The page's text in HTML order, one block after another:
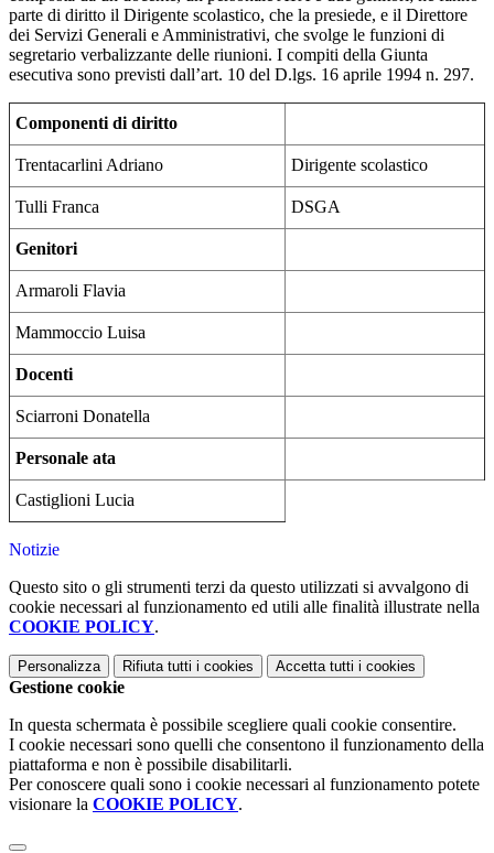
parte di diritto il Dirigente scolastico, che la presiede, e il Direttore
dei Servizi Generali e Amministrativi, che svolge le funzioni di
segretario verbalizzante delle riunioni. I compiti della Giunta
esecutiva sono previsti dall’art. 10 del D.lgs. 16 aprile 1994 n. 297.
Componenti di diritto
Trentacarlini Adriano Dirigente scolastico
Tulli Franca DSGA
Genitori
Armaroli Flavia
Mammoccio Luisa
Docenti
Sciarroni Donatella
Personale ata
Castiglioni Lucia
Notizie
Questo sito o gli strumenti terzi da questo utilizzati si avvalgono di
cookie necessari al funzionamento ed utili alle finalità illustrate nella
COOKIE POLICY.
Personalizza Rifiuta tutti i cookies Accetta tutti i cookies
Gestione cookie
In questa schermata è possibile scegliere quali cookie consentire.
I cookie necessari sono quelli che consentono il funzionamento della
piattaforma e non è possibile disabilitarli.
Per conoscere quali sono i cookie necessari al funzionamento potete
visionare la COOKIE POLICY.